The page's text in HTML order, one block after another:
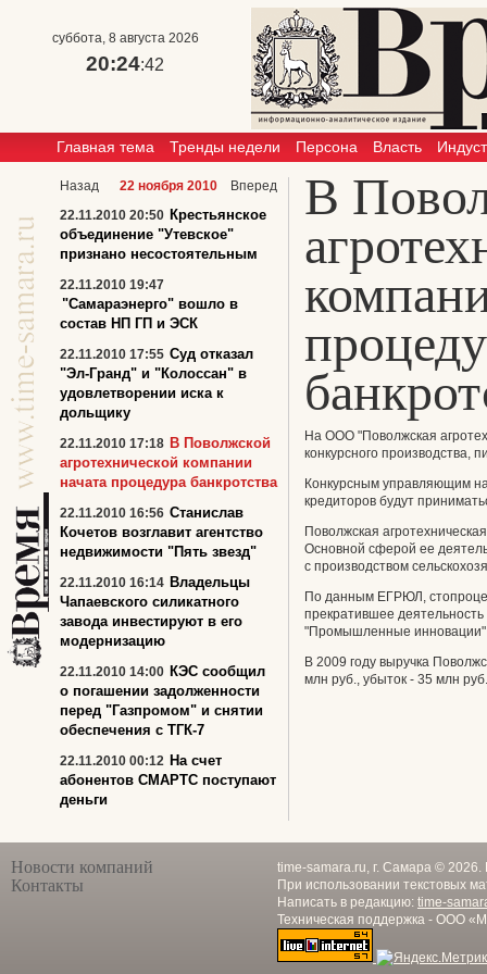
суббота, 8 августа 2026
20:24:42
Главная тема Тренды недели Персона Власть
В
На ООО "Поволжская
конкурсного производства,
Конкурсным управляющим
кредиторов будут
Поволжская
Основной сферой ее
с производством
По данным ЕГРЮЛ,
прекратившее деятельность
"Промышленные
В 2009 году выручка
млн руб., убыток - 35 млн руб.
Назад 22 ноября 2010
Вперед
22.11.2010 20:50 Крестьянское
объединение "Утевское"
признано несостоятельным
22.11.2010 19:47
"Самараэнерго" вошло в
состав НП ГП и ЭСК
22.11.2010 17:55 Суд отказал
"Эл-Гранд" и "Колоссан" в
удовлетворении иска к
дольщику
22.11.2010 17:18 В Поволжской
агротехнической компании
начата процедура банкротства
22.11.2010 16:56 Станислав
Кочетов возглавит агентство
недвижимости "Пять звезд"
22.11.2010 16:14 Владельцы
Чапаевского силикатного
завода инвестируют в его
модернизацию
22.11.2010 14:00 КЭС сообщил
о погашении задолженности
перед "Газпромом" и снятии
обеспечения с ТГК-7
22.11.2010 00:12 На счет
абонентов СМАРТС поступают
деньги
Новости компаний
Контакты
time-samara.ru, г. Самара ©
При использовании текстовых
Написать в редакцию: time-
Техническая поддержка - ООО